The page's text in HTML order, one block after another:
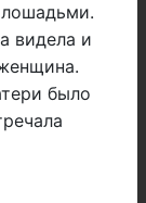
лошадьми.
видела и
было